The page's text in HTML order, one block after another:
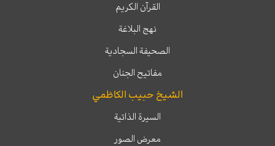
القرآن الكريم
نهج البلاغة
الصحيفة السجادية
مفاتيح الجنان
الشيخ حبيب الكاظمي
السيرة الذاتية
معرض الصور